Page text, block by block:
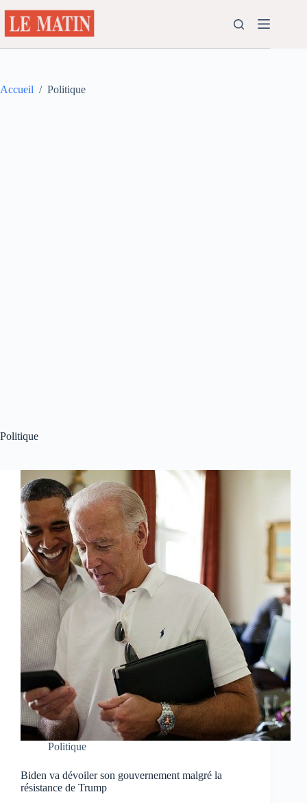
au
contenu
Accueil / Politique
Politique
Politique
Biden va dévoiler son gouvernement malgré la
résistance de Trump